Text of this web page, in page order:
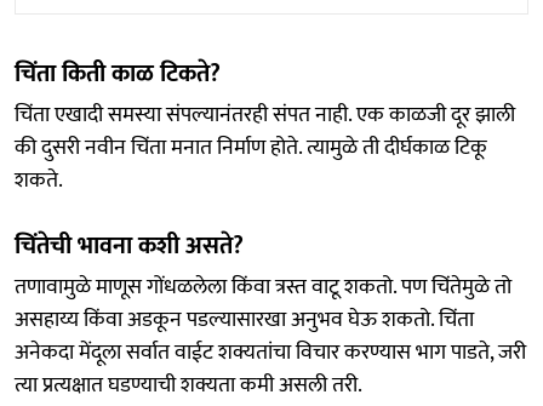
चिंता किती काळ टिकते?
चिंता एखादी समस्या संपल्यानंतरही संपत नाही. एक काळजी दूर झाली
की दुसरी नवीन चिंता मनात निर्माण होते. त्यामुळे ती दीर्घकाळ टिकू
शकते.
चिंतेची भावना कशी असते?
तणावामुळे माणूस गोंधळलेला किंवा त्रस्त वाटू शकतो. पण चिंतेमुळे तो
असहाय्य किंवा अडकून पडल्यासारखा अनुभव घेऊ शकतो. चिंता
अनेकदा मेंदूला सर्वात वाईट शक्यतांचा विचार करण्यास भाग पाडते, जरी
त्या प्रत्यक्षात घडण्याची शक्यता कमी असली तरी.